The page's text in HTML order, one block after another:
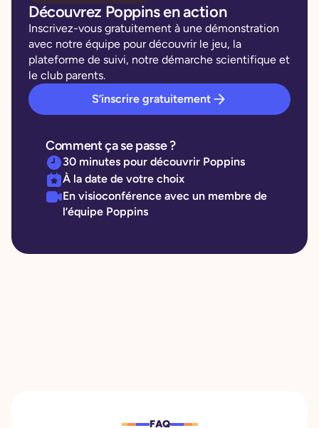
Découvrez Poppins en action
Inscrivez-vous gratuitement à une démonstration
avec notre équipe pour découvrir le jeu, la
plateforme de suivi, notre démarche scientifique et
le club parents.
S’inscrire gratuitement
Comment ça se passe ?
30 minutes pour découvrir Poppins
À la date de votre choix
En visioconférence avec un membre de
l’équipe Poppins
FAQ